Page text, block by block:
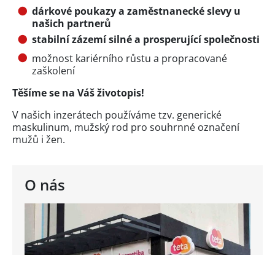
O nás
dárkové poukazy a zaměstnanecké slevy u
našich partnerů
stabilní zázemí silné a prosperující společnosti
možnost kariérního růstu a propracované
zaškolení
Těšíme se na Váš životopis!
V našich inzerátech používáme tzv. generické
maskulinum, mužský rod pro souhrnné označení
mužů i žen.